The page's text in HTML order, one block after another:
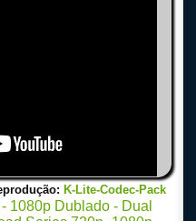
K-Lite-Codec-Pack